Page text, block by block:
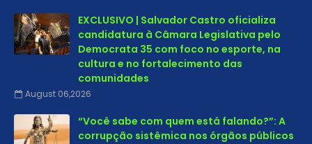
EXCLUSIVO | Salvador Castro oficializa
candidatura à Câmara Legislativa pelo
Democrata 35 com foco no esporte, na
cultura e no fortalecimento das
comunidades
August 06,2026
“Você sabe com quem está falando?”: A
corrupção sistêmica nos órgãos públicos